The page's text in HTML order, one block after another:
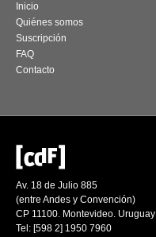
Inicio
Quiénes somos
Suscripción
FAQ
Contacto
Av. 18 de Julio 885
(entre Andes y Convención)
CP 11100. Montevideo. Uruguay
Tel: [598 2] 1950 7960